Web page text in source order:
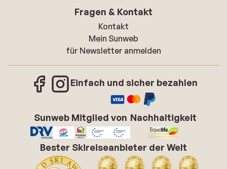
Fragen & Kontakt
Kontakt
Mein Sunweb
für Newsletter anmelden
Einfach und sicher bezahlen
Sunweb Mitglied von Nachhaltigkeit
Bester Skireiseanbieter der Welt